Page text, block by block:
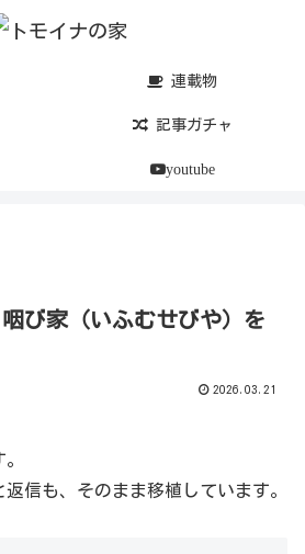
連載物
記事ガチャ
youtube
び家（いふむせびや）を
2026.03.21
信も、そのまま移植しています。